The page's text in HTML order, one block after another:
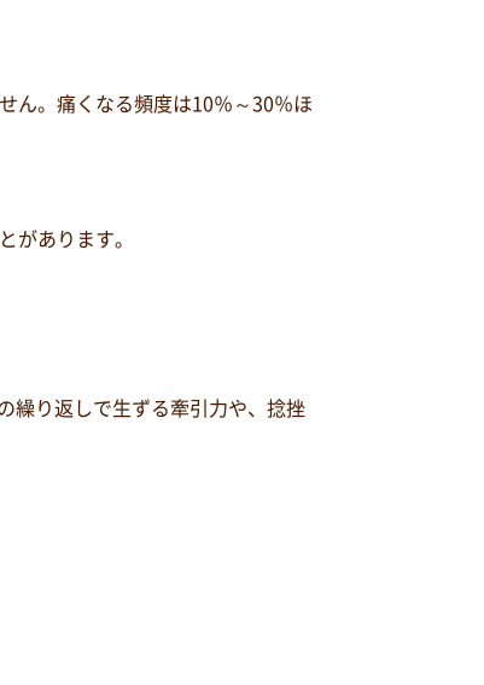
ん。痛くなる頻度は10％～30％ほ
があります。
繰り返しで生ずる牽引力や、捻挫